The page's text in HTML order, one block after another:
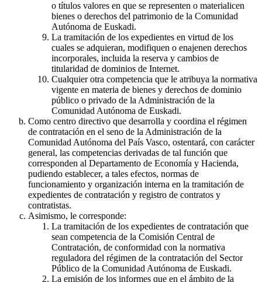
o títulos valores en que se representen o materialicen
bienes o derechos del patrimonio de la Comunidad
Autónoma de Euskadi.
La tramitación de los expedientes en virtud de los
cuales se adquieran, modifiquen o enajenen derechos
incorporales, incluida la reserva y cambios de
titularidad de dominios de Internet.
Cualquier otra competencia que le atribuya la normativa
vigente en materia de bienes y derechos de dominio
público o privado de la Administración de la
Comunidad Autónoma de Euskadi.
Como centro directivo que desarrolla y coordina el régimen
de contratación en el seno de la Administración de la
Comunidad Autónoma del País Vasco, ostentará, con carácter
general, las competencias derivadas de tal función que
corresponden al Departamento de Economía y Hacienda,
pudiendo establecer, a tales efectos, normas de
funcionamiento y organización interna en la tramitación de
expedientes de contratación y registro de contratos y
contratistas.
Asimismo, le corresponde:
La tramitación de los expedientes de contratación que
sean competencia de la Comisión Central de
Contratación, de conformidad con la normativa
reguladora del régimen de la contratación del Sector
Público de la Comunidad Autónoma de Euskadi.
La emisión de los informes que en el ámbito de la